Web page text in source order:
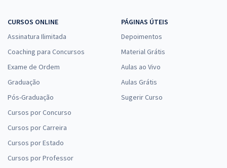
Comprar
IMBEL - Indústria de Material Bélico do Brasil - Analista Especializado
- Comprador Técnico
à vista
CURSOS ONLINE
Assinatura Ilimitada
Coaching para Concursos
Exame de Ordem
Graduação
Pós-Graduação
Cursos por Concurso
Cursos por Carreira
Cursos por Estado
Cursos por Professor
PÁGINAS ÚTEIS
Depoimentos
Material Grátis
Aulas ao Vivo
Aulas Grátis
Sugerir Curso